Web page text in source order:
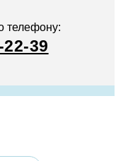
телефону:
39